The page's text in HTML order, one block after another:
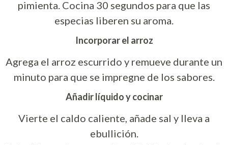
pimienta. Cocina 30 segundos para que las
especias liberen su aroma.
Incorporar el arroz
Agrega el arroz escurrido y remueve durante un
minuto para que se impregne de los sabores.
Añadir líquido y cocinar
Vierte el caldo caliente, añade sal y lleva a
ebullición.